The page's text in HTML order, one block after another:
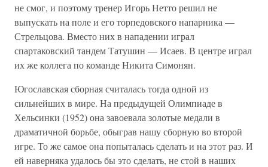
не смог, и поэтому тренер Игорь Нетто решил не
выпускать на поле и его торпедовского напарника —
Стрельцова. Вместо них в нападении играл
спартаковский тандем Татушин — Исаев. В центре играл
их же коллега по команде Никита Симонян.
Югославская сборная считалась тогда одной из
сильнейших в мире. На предыдущей Олимпиаде в
Хельсинки (1952) она завоевала золотые медали в
драматичной борьбе, обыграв нашу сборную во второй
игре. То же самое она попыталась сделать и на этот раз. И
ей наверняка удалось бы это сделать, не стой в наших